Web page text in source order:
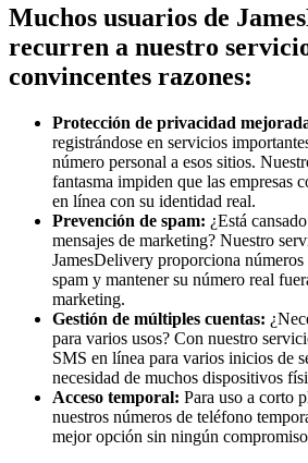
Muchos usuarios de
recurren a nuestro
convincentes razones:
Protección de privacidad
registrándose en servicios
número personal a esos sitios.
fantasma impiden que las empresas
en línea con su identidad real.
Prevención de spam: ¿Está
mensajes de marketing? Nuestro
JamesDelivery proporciona
spam y mantener su número real
marketing.
Gestión de múltiples cuentas:
para varios usos? Con nuestro
SMS en línea para varios inicios de
necesidad de muchos dispositivos
Acceso temporal: Para uso a corto
nuestros números de teléfono
mejor opción sin ningún